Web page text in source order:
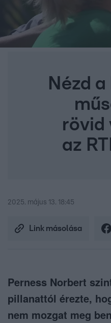
Nézd
rövid
az
2025. május 13. 18:45
Link másolása
Perness Norbert
pillanattól érezte,
nem mozgat meg